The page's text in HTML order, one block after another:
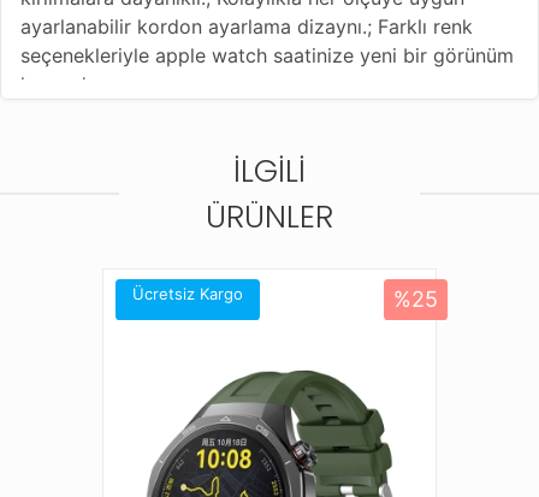
ayarlanabilir kordon ayarlama dizaynı.; Farklı renk
seçenekleriyle apple watch saatinize yeni bir görünüm
kazandırın
Apple Watch 6 (40mm)
Apple Watch 7 (41mm)
Apple Watch 9 (41mm)
Apple Watch 10 (42mm)
Apple Watch SE (40mm)
Apple Watch SE 3 (40mm)
İLGILI
ÜRÜNLER
Ücretsiz Kargo %25